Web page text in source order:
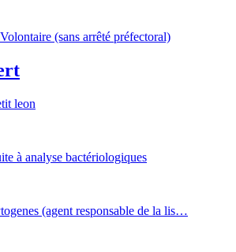
Volontaire (sans arrêté préfectoral)
leon
à analyse bactériologiques
(agent responsable de la lis…